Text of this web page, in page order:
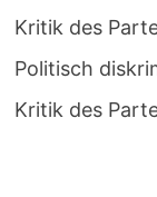
Kritik des
Politisch
Kritik des